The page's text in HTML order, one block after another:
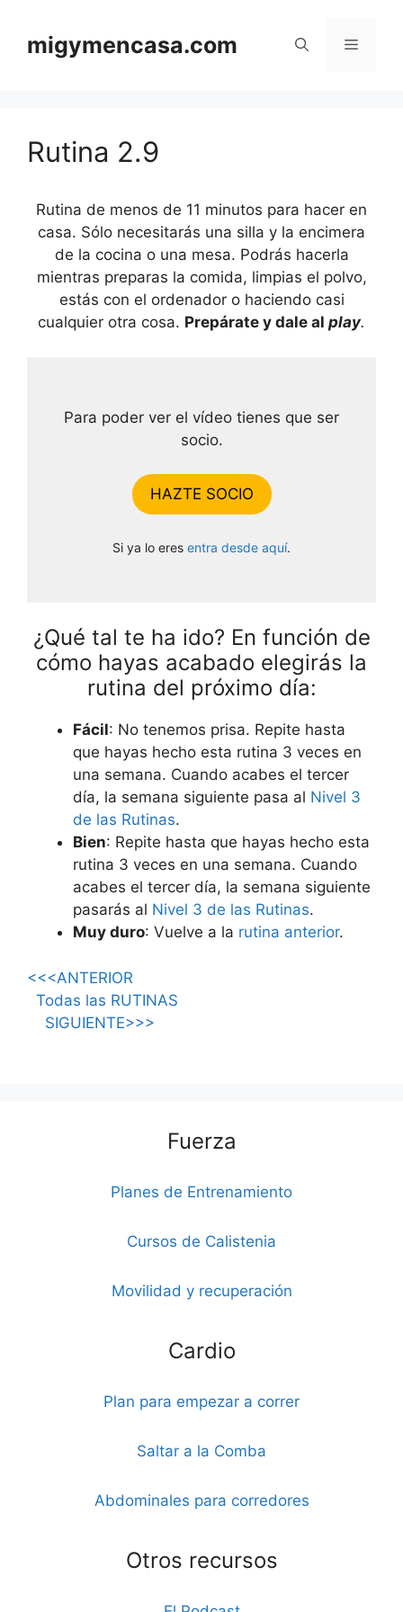
contenido
migymencasa.com Menú
Rutina 2.9
Rutina de menos de 11 minutos para hacer en
casa. Sólo necesitarás una silla y la encimera
de la cocina o una mesa. Podrás hacerla
mientras preparas la comida, limpias el polvo,
estás con el ordenador o haciendo casi
cualquier otra cosa. Prepárate y dale al play.
Para poder ver el vídeo tienes que ser
socio.
HAZTE SOCIO
Si ya lo eres entra desde aquí.
¿Qué tal te ha ido? En función de
cómo hayas acabado elegirás la
rutina del próximo día:
Fácil: No tenemos prisa. Repite hasta
que hayas hecho esta rutina 3 veces en
una semana. Cuando acabes el tercer
día, la semana siguiente pasa al Nivel 3
de las Rutinas.
Bien: Repite hasta que hayas hecho esta
rutina 3 veces en una semana. Cuando
acabes el tercer día, la semana siguiente
pasarás al Nivel 3 de las Rutinas.
Muy duro: Vuelve a la rutina anterior.
<<<ANTERIOR
Todas las RUTINAS
SIGUIENTE>>>
Fuerza
Planes de Entrenamiento
Cursos de Calistenia
Movilidad y recuperación
Cardio
Plan para empezar a correr
Saltar a la Comba
Abdominales para corredores
Otros recursos